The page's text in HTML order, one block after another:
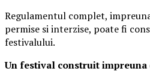
Regulamentul complet,
permise si interzise, poate fi
festivalului.
Un festival construitimpreuna